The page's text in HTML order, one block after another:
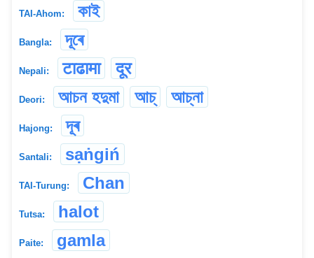
TAI-Ahom: কাই
Bangla: দূৰে
Nepali: टाढामा दूर
Deori: আচন হদুমা আচ্ আচ্না
Hajong: দূৰ
Santali: sạṅgiń
TAI-Turung: Chan
Tutsa: halot
Paite: gamla